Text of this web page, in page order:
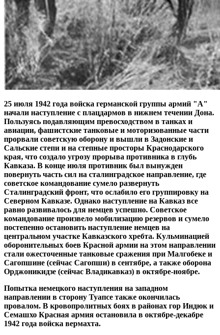
25 июля 1942 года войска германской группы армий "А"
начали наступление с плацдармов в нижнем течении Дона.
Пользуясь подавляющим превосходством в танках и
авиации, фашистские танковые и моторизованные части
прорвали советскую оборону и вышли в Задонские и
Сальские степи и на степные просторы Краснодарского
края, что создало угрозу прорыва противника в глубь
Кавказа. В конце июля противник был вынужден
повернуть часть сил на сталинградское направление, где
советское командование сумело развернуть
Сталинградский фронт, что ослабило его группировку на
Северном Кавказе. Однако наступление на Кавказ все
равно развивалось для немцев успешно. Советское
командование произвело мобилизацию резервов и сумело
постепенно остановить наступление немцев на
центральном участке Кавказского хребта. Кульминацией
оборонительных боев Красной армии на этом направлении
стали ожесточенные танковые сражения при Малгобеке и
Сагопшине (сейчас Сагопши) в сентябре, а также оборона
Орджоникидзе (сейчас Владикавказ) в октябре-ноябре.
Попытка немецкого наступления на западном
направлении в сторону Туапсе также окончилась
провалом. В кровопролитных боях в районах гор Индюк и
Семашхо Красная армия остановила в октябре-декабре
1942 года войска вермахта.